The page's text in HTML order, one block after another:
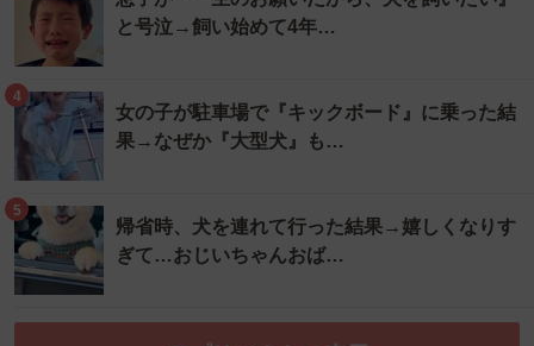
と号泣→飼い始めて4年…
4
女の子が駐車場で『キックボード』に乗った結
果→なぜか『大型犬』も…
5
帰省時、犬を連れて行った結果→嬉しくなりす
ぎて…おじいちゃんおば…